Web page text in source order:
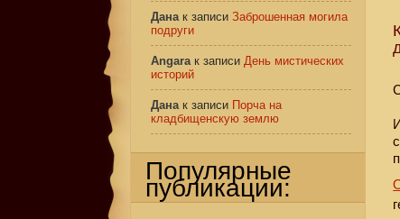
Данак записи Заброшенная могила
подруги
Angaraк записи День мистических
историй
Данак записи Порча на
кладбищенскую землю
Популярные
публикации: